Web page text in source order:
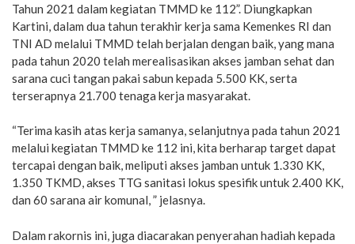
Tahun 2021 dalam kegiatan TMMD ke 112”. Diungkapkan
Kartini, dalam dua tahun terakhir kerja sama Kemenkes RI dan
TNI AD melalui TMMD telah berjalan dengan baik, yang mana
pada tahun 2020 telah merealisasikan akses jamban sehat dan
sarana cuci tangan pakai sabun kepada 5.500 KK, serta
terserapnya 21.700 tenaga kerja masyarakat.
“Terima kasih atas kerja samanya, selanjutnya pada tahun 2021
melalui kegiatan TMMD ke 112 ini, kita berharap target dapat
tercapai dengan baik, meliputi akses jamban untuk 1.330 KK,
1.350 TKMD, akses TTG sanitasi lokus spesifik untuk 2.400 KK,
dan 60 sarana air komunal, ” jelasnya.
Dalam rakornis ini, juga diacarakan penyerahan hadiah kepada